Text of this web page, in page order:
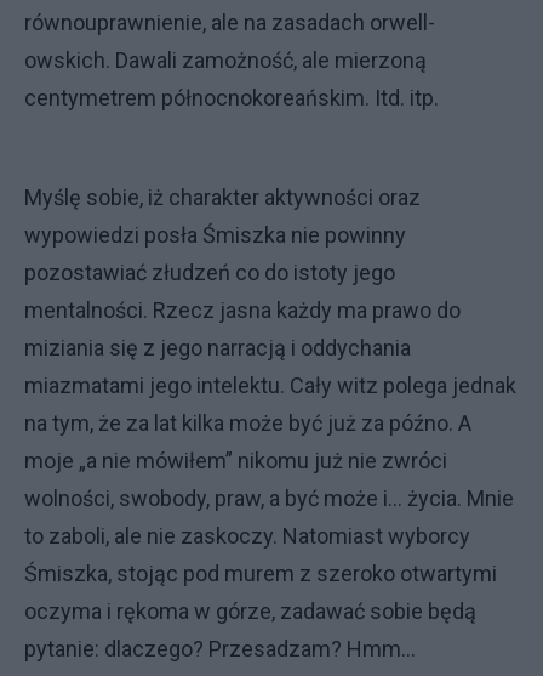
równouprawnienie, ale na zasadach orwell-
owskich. Dawali zamożność, ale mierzoną
centymetrem północnokoreańskim. Itd. itp.
Myślę sobie, iż charakter aktywności oraz
wypowiedzi posła Śmiszka nie powinny
pozostawiać złudzeń co do istoty jego
mentalności. Rzecz jasna każdy ma prawo do
miziania się z jego narracją i oddychania
miazmatami jego intelektu. Cały witz polega jednak
na tym, że za lat kilka może być już za późno. A
moje „a nie mówiłem” nikomu już nie zwróci
wolności, swobody, praw, a być może i… życia. Mnie
to zaboli, ale nie zaskoczy. Natomiast wyborcy
Śmiszka, stojąc pod murem z szeroko otwartymi
oczyma i rękoma w górze, zadawać sobie będą
pytanie: dlaczego? Przesadzam? Hmm…